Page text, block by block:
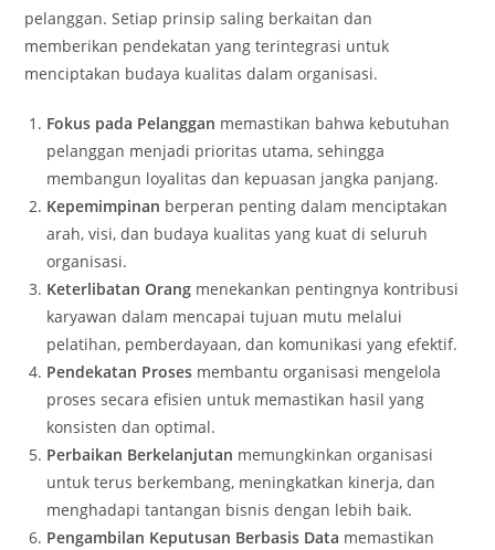
pelanggan. Setiap prinsip saling berkaitan dan
memberikan pendekatan yang terintegrasi untuk
menciptakan budaya kualitas dalam organisasi.
Fokus pada Pelanggan memastikan bahwa kebutuhan
pelanggan menjadi prioritas utama, sehingga
membangun loyalitas dan kepuasan jangka panjang.
Kepemimpinan berperan penting dalam menciptakan
arah, visi, dan budaya kualitas yang kuat di seluruh
organisasi.
Keterlibatan Orang menekankan pentingnya kontribusi
karyawan dalam mencapai tujuan mutu melalui
pelatihan, pemberdayaan, dan komunikasi yang efektif.
Pendekatan Proses membantu organisasi mengelola
proses secara efisien untuk memastikan hasil yang
konsisten dan optimal.
Perbaikan Berkelanjutan memungkinkan organisasi
untuk terus berkembang, meningkatkan kinerja, dan
menghadapi tantangan bisnis dengan lebih baik.
Pengambilan Keputusan Berbasis Data memastikan